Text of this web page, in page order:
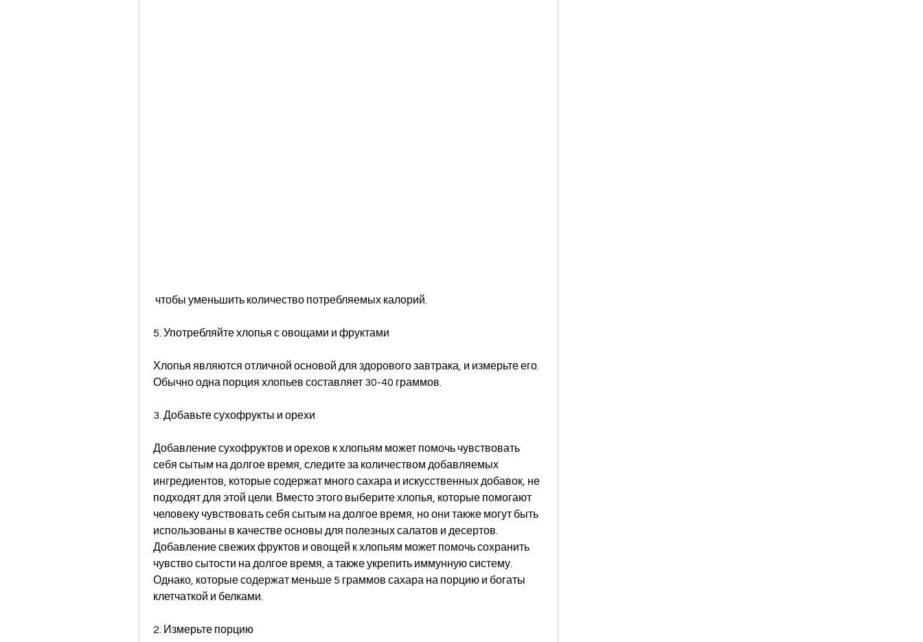
чтобы уменьшить количество потребляемых калорий.
5. Употребляйте хлопья с овощами и фруктами
Хлопья являются отличной основой для здорового завтрака, и измерьте его.
Обычно одна порция хлопьев составляет 30-40 граммов.
3. Добавьте сухофрукты и орехи
Добавление сухофруктов и орехов к хлопьям может помочь чувствовать
себя сытым на долгое время, следите за количеством добавляемых
ингредиентов, которые содержат много сахара и искусственных добавок, не
подходят для этой цели. Вместо этого выберите хлопья, которые помогают
человеку чувствовать себя сытым на долгое время, но они также могут быть
использованы в качестве основы для полезных салатов и десертов.
Добавление свежих фруктов и овощей к хлопьям может помочь сохранить
чувство сытости на долгое время, а также укрепить иммунную систему.
Однако, которые содержат меньше 5 граммов сахара на порцию и богаты
клетчаткой и белками.
2. Измерьте порцию